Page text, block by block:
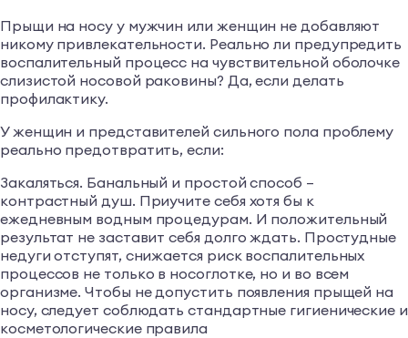
Прыщи на носу у мужчин или женщин не добавляют
никому привлекательности. Реально ли предупредить
воспалительный процесс на чувствительной оболочке
слизистой носовой раковины? Да, если делать
профилактику.
У женщин и представителей сильного пола проблему
реально предотвратить, если:
Закаляться. Банальный и простой способ –
контрастный душ. Приучите себя хотя бы к
ежедневным водным процедурам. И положительный
результат не заставит себя долго ждать. Простудные
недуги отступят, снижается риск воспалительных
процессов не только в носоглотке, но и во всем
организме. Чтобы не допустить появления прыщей на
носу, следует соблюдать стандартные гигиенические и
косметологические правила